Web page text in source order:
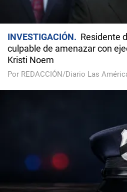
INVESTIGACIÓN
Residente
culpable de amenazar con
Kristi Noem
Por REDACCIÓN/Diario Las